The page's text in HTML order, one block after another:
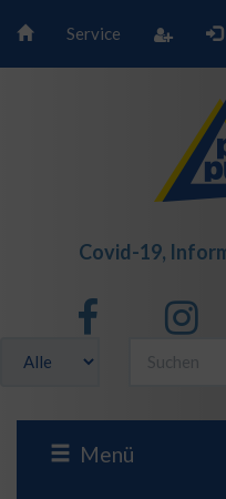
Service
Covid-19,
Menü